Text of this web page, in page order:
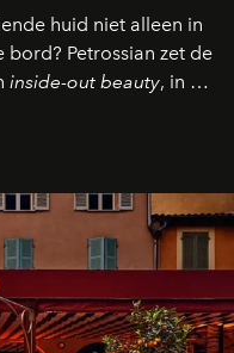
huid niet alleen in
Petrossian zet de
inside-out beauty, in de